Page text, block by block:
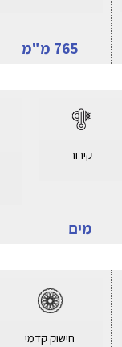
765 מ"מ
קירור
מים
חישוק קדמי